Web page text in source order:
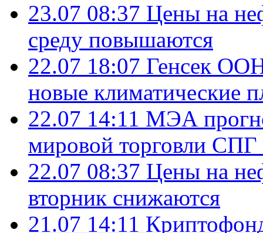
23.07 08:37 Цены на
среду повышаются
22.07 18:07 Генсек ООН
новые климатические
22.07 14:11 МЭА
мировой торговли СПГ
22.07 08:37 Цены на
вторник снижаются
21.07 14:11